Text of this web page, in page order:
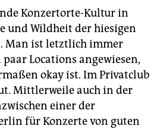
Konzertorte-Kultur in
und Wildheit der hiesigen
Man ist letztlich immer
Locations angewiesen,
okay ist. Im Privatclub
Mittlerweile auch in der
einer der
für Konzerte von guten